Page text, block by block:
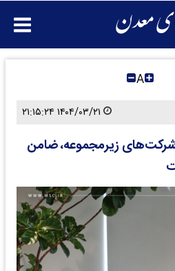
A
زیرمجموعه، ضامن